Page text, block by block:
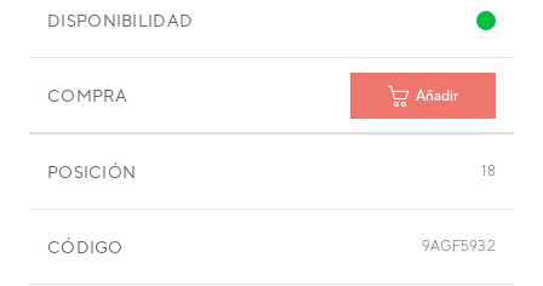
DISPONIBILIDAD
COMPRA Añadir
POSICIÓN 18
CÓDIGO 9AGF5932